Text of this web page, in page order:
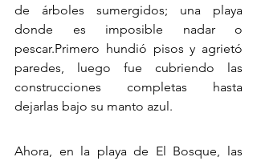
de árboles sumergidos; una playa
donde es imposible nadar o
pescar.Primero hundió pisos y agrietó
paredes, luego fue cubriendo las
construcciones completas hasta
dejarlas bajo su manto azul.
Ahora, en la playa de El Bosque, las